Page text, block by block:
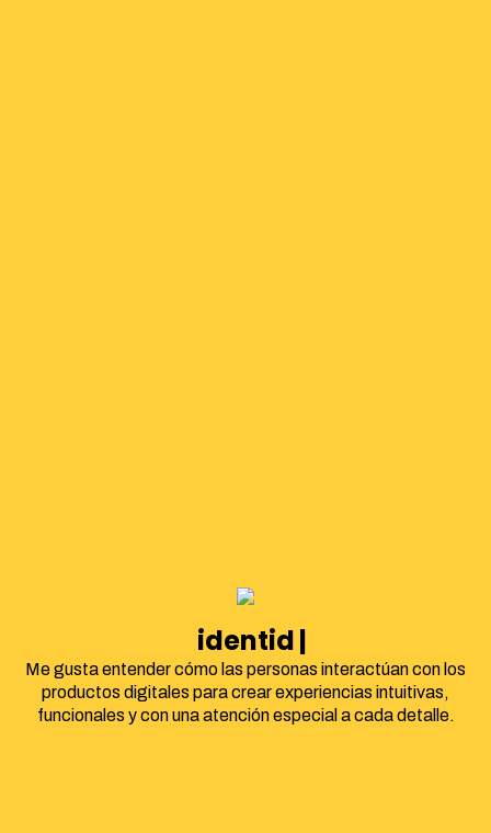
identidad corpora
Me gusta entender cómo las personas interactúan con los
productos digitales para crear experiencias intuitivas,
funcionales y con una atención especial a cada detalle.